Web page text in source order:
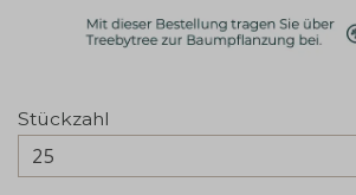
Stückzahl
25